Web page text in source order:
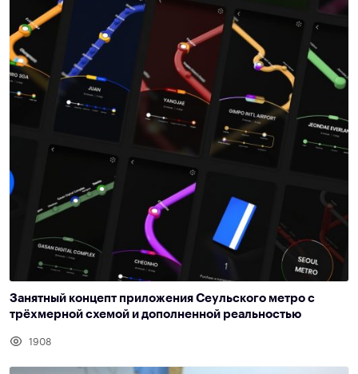
Занятный концепт приложения Сеульского метро с
трёхмерной схемой и дополненной реальностью
1908